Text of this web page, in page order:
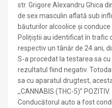
str. Grigore Alexandru Ghica
de sex masculin aflată sub
băuturilor alcoolice și conduce
Polițiștii au identificat în trafic
respectiv un tânăr de 24 ani,
S-a procedat la testarea sa
rezultatul fiind negativ.
sa cu aparatul drugtest,
,,CANNABIS (THC-5)” POZITIV.
Conducătorul auto a fost